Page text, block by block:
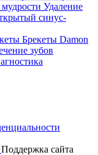
Удаление
синус-
Брекеты Damon
зубов
Поддержка сайта